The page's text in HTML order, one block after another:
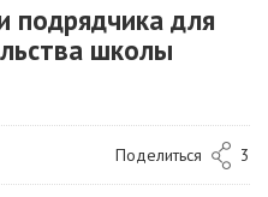
подрядчика для
школы
Поделиться 3